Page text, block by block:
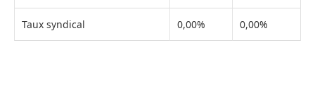
Taux syndical 0,00% 0,00%